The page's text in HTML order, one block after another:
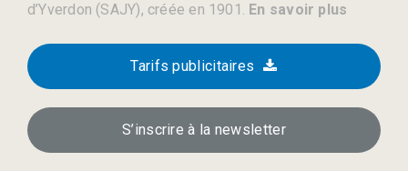
d’Yverdon (SAJY), créée en 1901. En savoir plus
Tarifs publicitaires
S’inscrire à la newsletter